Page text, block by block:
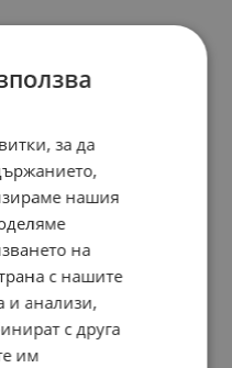
за да
нашия
на
с нашите
и анализи,
с друга
им